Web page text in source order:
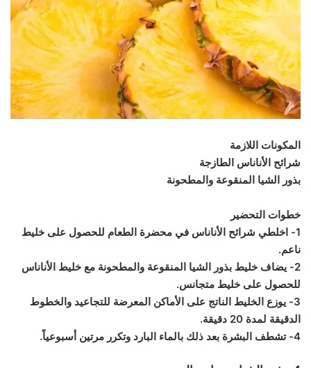
المكونات اللازمة
شرائح الأناناس الطازجة
بذور الشيا المنقوعة والمطحونة
خطوات التحضير
1- اخلطي شرائح الأناناس في محضرة الطعام للحصول على خليط
ناعم.
2- يضاف خليط بذور الشيا المنقوعة والمطحونة مع خليط الأناناس
للحصول على خليط متجانس.
3- يوزع الخليط الناتج على الأماكن المعرضة للتجاعيد والخطوط
الدقيقة لمدة 20 دقيقة.
4- تشطف البشرة بعد ذلك بالماء البارد وتكرر مرتين أسبوعياً.